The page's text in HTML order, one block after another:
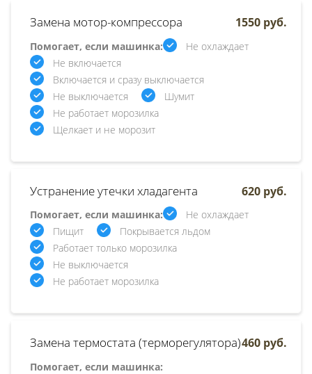
Замена мотор-компрессора
Помогает, если машинка:
Не охлаждает
Не включается
Включается и сразу выключается
Не выключается
Шумит
Не работает морозилка
Щелкает и не морозит
1550 руб.
Устранение утечки хладагента
Помогает, если машинка:
Не охлаждает
Пищит
Покрывается льдом
Работает только морозилка
Не выключается
Не работает морозилка
620 руб.
Замена термостата (терморегулятора)
Помогает, если машинка:
460 руб.